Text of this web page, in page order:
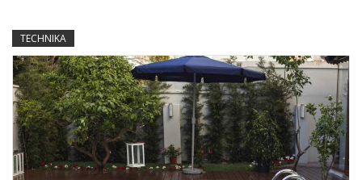
TECHNIKA